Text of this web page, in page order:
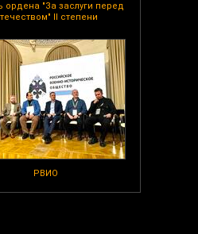
ордена "За заслуги перед
II степени
РВИО